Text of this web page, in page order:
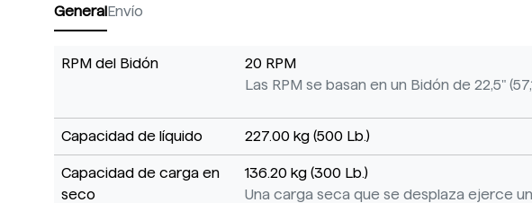
GeneralEnvío
RPM del Bidón
20 RPM
Las RPM se basan en un Bidón de 22,5"
Capacidad de líquido 227.00 kg (500 Lb.)
Capacidad de carga en
seco
136.20 kg (300 Lb.)
Una carga seca que se desplaza ejerce